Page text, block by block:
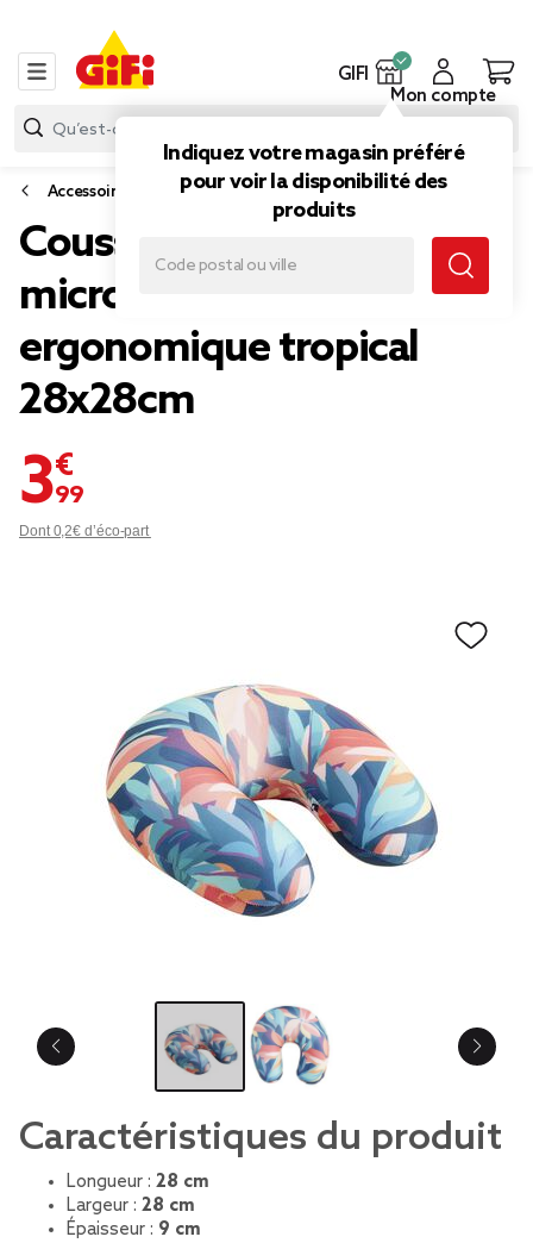
GIFI
Indiquez votre magasin préféré
pour voir la disponibilité des
produits
Mon compte
Accessoires de voyage
Coussin de voyage
microbilles support nuque
ergonomique tropical
28x28cm
3,99 €
Dont 0,2€ d’éco-part
Caractéristiques du produit
Longueur : 28 cm
Largeur : 28 cm
Épaisseur : 9 cm